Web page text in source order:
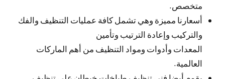
متخصص.
أسعارنا مميزة وهي تشمل كافة عمليات التنظيف والفك
والتركيب وإعادة الترتيب وتأمين
المعدات وأدوات ومواد التنظيف من أهم الماركات
العالمية.